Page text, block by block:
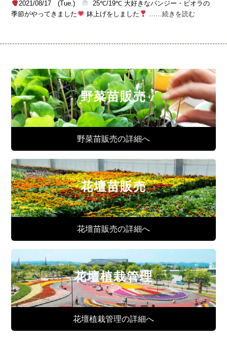
2021/08/17 (Tue.)
25℃/19℃ 大好きなパンジー・ビオラの
季節がやってきました
鉢上げをしました 続きを読む
野菜苗販売
野菜苗販売の詳細へ
花壇苗販売
花壇苗販売の詳細へ
花壇植栽管理
花壇植栽管理の詳細へ